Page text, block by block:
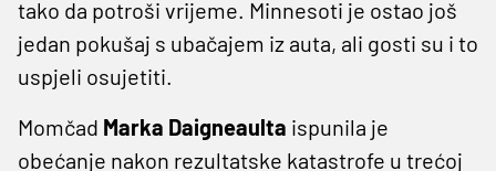
tako da potroši vrijeme. Minnesoti je ostao još
jedan pokušaj s ubačajem iz auta, ali gosti su i to
uspjeli osujetiti.
Momčad Marka Daigneaulta ispunila je
obećanje nakon rezultatske katastrofe u trećoj